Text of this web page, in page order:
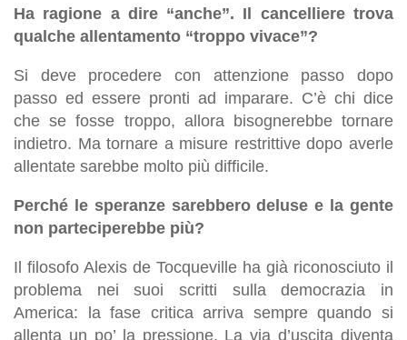
Ha ragione a dire “anche”. Il cancelliere trova
qualche allentamento “troppo vivace”?
Si deve procedere con attenzione passo dopo
passo ed essere pronti ad imparare. C’è chi dice
che se fosse troppo, allora bisognerebbe tornare
indietro. Ma tornare a misure restrittive dopo averle
allentate sarebbe molto più difficile.
Perché le speranze sarebbero deluse e la gente
non parteciperebbe più?
Il filosofo Alexis de Tocqueville ha già riconosciuto il
problema nei suoi scritti sulla democrazia in
America: la fase critica arriva sempre quando si
allenta un po’ la pressione. La via d’uscita diventa